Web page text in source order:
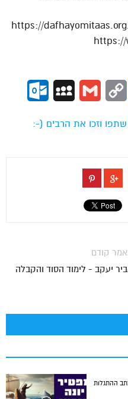
Messenger
Copy
Gmail
MySpace
Viber
שתפו וזכו את הרבים (-:
קודם
יעקב - לימוד הסוד והקבלה
ההתגלות